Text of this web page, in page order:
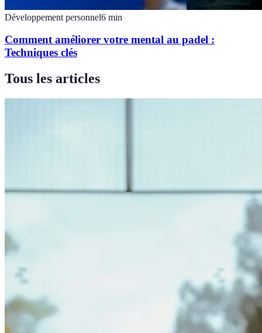
Développement personnel6 min
Comment améliorer votre mental au padel :
Techniques clés
Tous les articles